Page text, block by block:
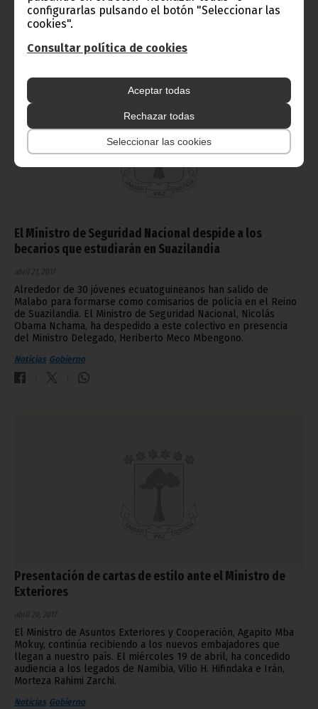
configurarlas pulsando el botón "Seleccionar las
cookies".
Consultar política de cookies
Aceptar todas
Rechazar todas
Seleccionar las cookies
Noticias Gobierno
El Ministro de Seguridad Nacional despide a los
becarios que estudiarán en Suazilandia
abril 21, 2017
Alrededor de 30 jóvenes ecuatoguineanos han salido de
Malabo para formarse como comisarios de policía en el Reino
de Suazilandia. El Ministro de Seguridad Nacional, Nicolás
Obama Nchama, ha despedido a este colectivo en presencia
del Ministro Delegado, Heriberto Meco Mbengono.
Noticias Gobierno
Presentación de cartas de estilo ante el Ministro de
Exteriores
abril 20, 2017
El Ministro de Asuntos Exteriores y Cooperación, Agapito Mba
Mokuy, continúa recibiendo a los nuevos embajadores que
llegan a nuestro país. El miércoles 19 de abril, ha concedido
audiencia a los legados de Namibia, Vilio H. Hifindaka e Irán,
Morteza Rahimi Zarchi.
Noticias Gobierno